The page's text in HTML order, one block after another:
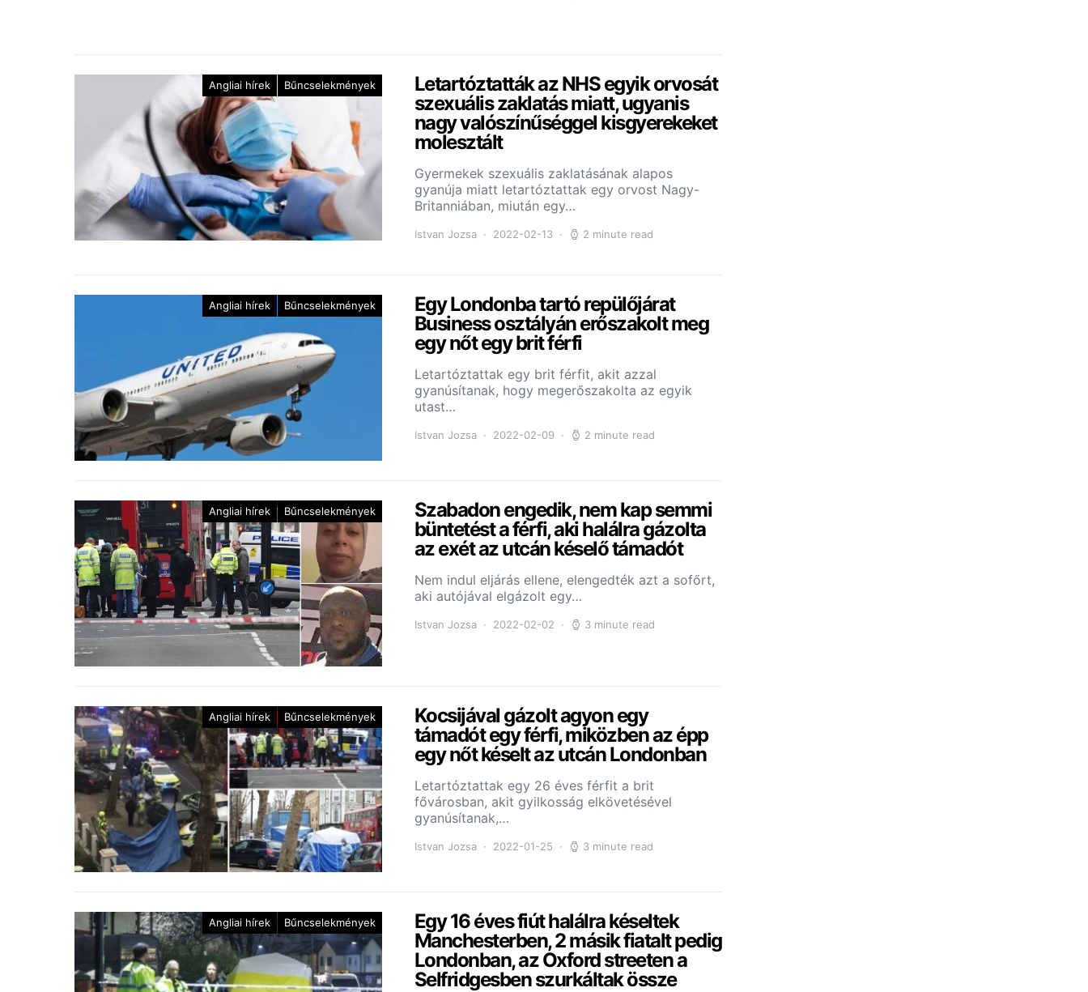
Angliai hírek Bűncselekmények
Letartóztatták az NHS egyik orvosát
szexuális zaklatás miatt, ugyanis
nagy valószínűséggel kisgyerekeket
molesztált
Gyermekek szexuális zaklatásának alapos
gyanúja miatt letartóztattak egy orvost Nagy-
Britanniában, miután egy…
Istvan Jozsa 2022-02-13 2 minute read
Angliai hírek Bűncselekmények
Egy Londonba tartó repülőjárat
Business osztályán erőszakolt meg
egy nőt egy brit férfi
Letartóztattak egy brit férfit, akit azzal
gyanúsítanak, hogy megerőszakolta az egyik
utast…
Istvan Jozsa 2022-02-09 2 minute read
Angliai hírek Bűncselekmények
Szabadon engedik, nem kap semmi
büntetést a férfi, aki halálra gázolta
az exét az utcán késelő támadót
Nem indul eljárás ellene, elengedték azt a sofőrt,
aki autójával elgázolt egy…
Istvan Jozsa 2022-02-02 3 minute read
Angliai hírek Bűncselekmények
Kocsijával gázolt agyon egy
támadót egy férfi, miközben az épp
egy nőt késelt az utcán Londonban
Letartóztattak egy 26 éves férfit a brit
fővárosban, akit gyilkosság elkövetésével
gyanúsítanak,…
Istvan Jozsa 2022-01-25 3 minute read
Angliai hírek Bűncselekmények
Egy 16 éves fiút halálra késeltek
Manchesterben, 2 másik fiatalt pedig
Londonban, az Oxford streeten a
Selfridgesben szurkáltak össze